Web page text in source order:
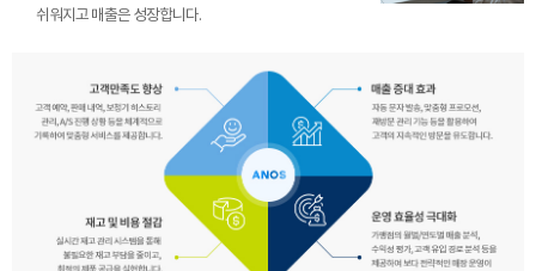
쉬워지고 매출은 성장합니다.